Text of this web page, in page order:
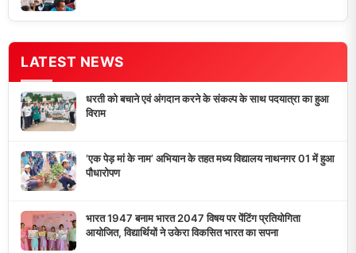
LATEST NEWS
धरती को बचाने एवं अंगदान करने के संकल्प के साथ पदयात्रा का हुआ
विराम
‘एक पेड़ मां के नाम’ अभियान के तहत मध्य विद्यालय नाथनगर 01 में हुआ
पौधारोपण
भारत 1947 बनाम भारत 2047 विषय पर पेंटिंग प्रतियोगिता
आयोजित, विद्यार्थियों ने उकेरा विकसित भारत का सपना